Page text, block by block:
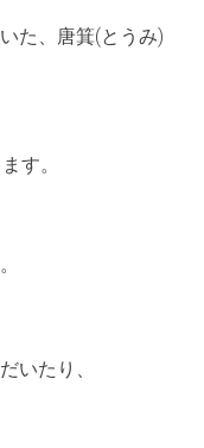
た、唐箕(とうみ)
す。
いたり、